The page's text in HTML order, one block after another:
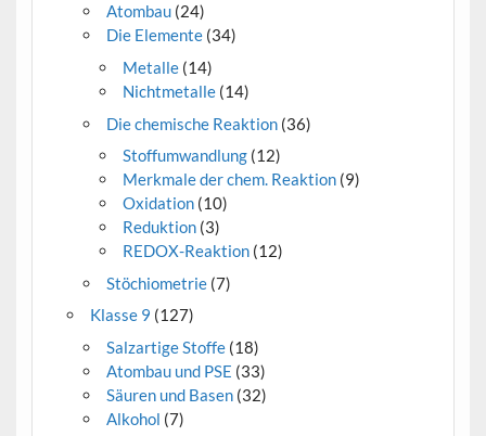
Atombau (24)
Die Elemente (34)
Metalle (14)
Nichtmetalle (14)
Die chemische Reaktion (36)
Stoffumwandlung (12)
Merkmale der chem. Reaktion (9)
Oxidation (10)
Reduktion (3)
REDOX-Reaktion (12)
Stöchiometrie (7)
Klasse 9 (127)
Salzartige Stoffe (18)
Atombau und PSE (33)
Säuren und Basen (32)
Alkohol (7)